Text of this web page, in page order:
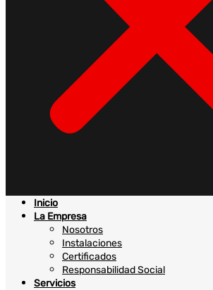
Inicio
La Empresa
Nosotros
Instalaciones
Certificados
Responsabilidad Social
Servicios